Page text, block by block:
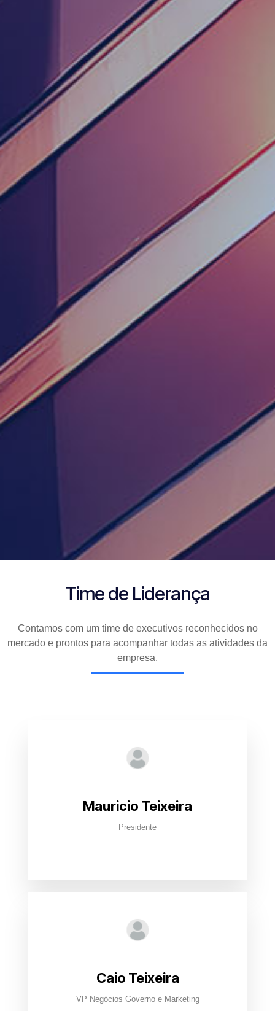
Time de Liderança
Contamos com um time de executivos reconhecidos no
mercado e prontos para acompanhar todas as atividades da
empresa.
Mauricio Teixeira
Presidente
Caio Teixeira
VP Negócios Governo e Marketing